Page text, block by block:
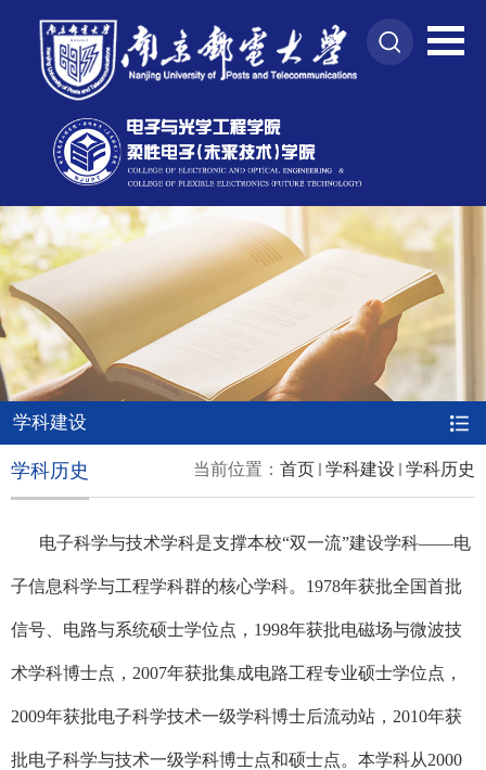
学科建设
当前位置： 首页 学科建设 学科历史
学科历史
电子科学与技术学科是支撑本校“双一流”建设学科——电
子信息科学与工程学科群的核心学科。 1978年获批全国首批
信号、电路与系统硕士学位点， 1998年获批电磁场与微波技
术学科博士点， 2007年获批集成电路工程专业硕士学位点，
2009年获批电子科学技术一级学科博士后流动站， 2010年获
批电子科学与技术一级学科博士点和硕士点。本学科从2000